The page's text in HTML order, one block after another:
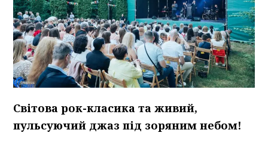
Світова рок-класика та живий,
пульсуючий джаз під зоряним небом!